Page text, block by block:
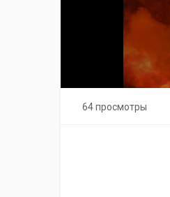
64 просмотры